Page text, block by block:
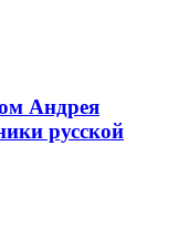
Андрея
русской